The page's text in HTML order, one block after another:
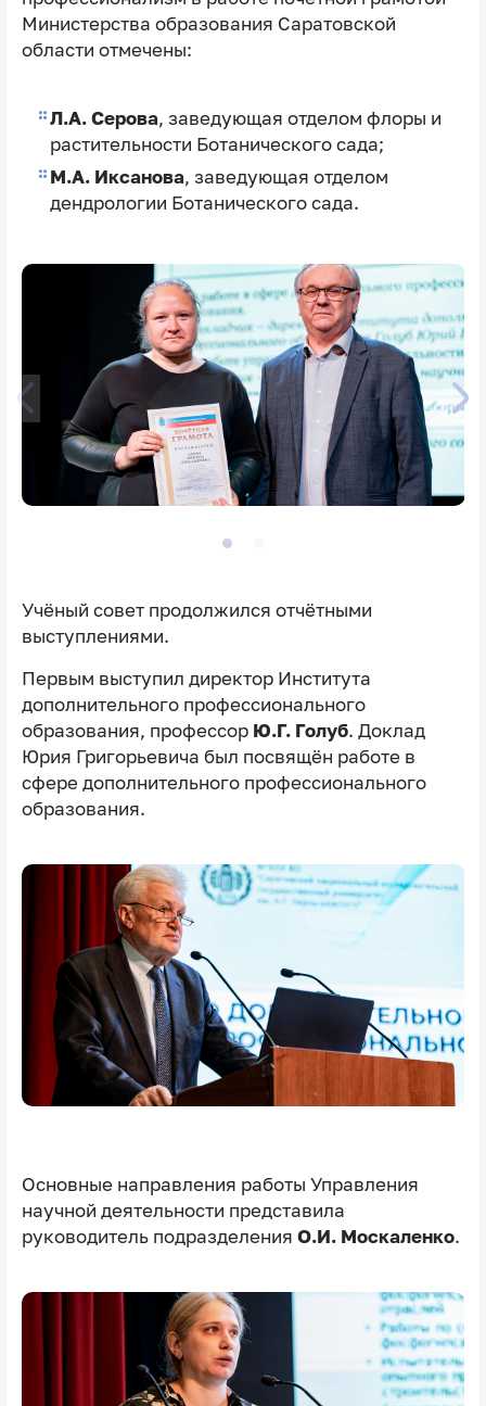
Министерства образования Саратовской
области отмечены:
Л.А. Серова, заведующая отделом флоры и
растительности Ботанического сада;
М.А. Иксанова, заведующая отделом
дендрологии Ботанического сада.
Учёный совет продолжился отчётными
выступлениями.
Первым выступил директор Института
дополнительного профессионального
образования, профессор Ю.Г. Голуб. Доклад
Юрия Григорьевича был посвящён работе в
сфере дополнительного профессионального
образования.
Основные направления работы Управления
научной деятельности представила
руководитель подразделения О.И. Москаленко.